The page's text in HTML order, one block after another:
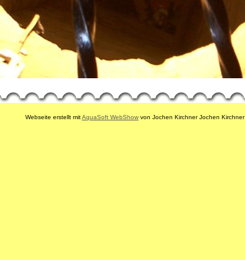
Webseite erstellt mitAquaSoft WebShow von Jochen Kirchner Jochen Kirchner